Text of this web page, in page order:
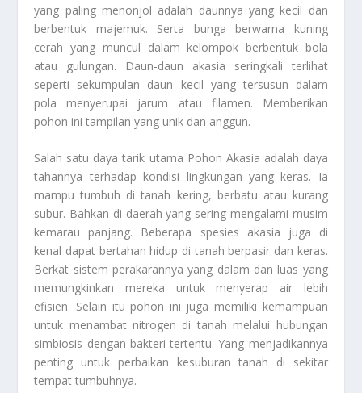
yang paling menonjol adalah daunnya yang kecil dan
berbentuk majemuk. Serta bunga berwarna kuning
cerah yang muncul dalam kelompok berbentuk bola
atau gulungan. Daun-daun akasia seringkali terlihat
seperti sekumpulan daun kecil yang tersusun dalam
pola menyerupai jarum atau filamen. Memberikan
pohon ini tampilan yang unik dan anggun.
Salah satu daya tarik utama Pohon Akasia adalah daya
tahannya terhadap kondisi lingkungan yang keras. Ia
mampu tumbuh di tanah kering, berbatu atau kurang
subur. Bahkan di daerah yang sering mengalami musim
kemarau panjang. Beberapa spesies akasia juga di
kenal dapat bertahan hidup di tanah berpasir dan keras.
Berkat sistem perakarannya yang dalam dan luas yang
memungkinkan mereka untuk menyerap air lebih
efisien. Selain itu pohon ini juga memiliki kemampuan
untuk menambat nitrogen di tanah melalui hubungan
simbiosis dengan bakteri tertentu. Yang menjadikannya
penting untuk perbaikan kesuburan tanah di sekitar
tempat tumbuhnya.